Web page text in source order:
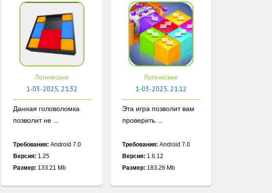
Логические
1-03-2025, 21:32
Данная головоломка
позволит не ...
Требования: Android 7.0
Версия: 1.25
Размер: 133.21 Mb
Логические
1-03-2025, 21:12
Эта игра позволит вам
проверить ...
Требования: Android 7.0
Версия: 1.6.12
Размер: 183.26 Mb